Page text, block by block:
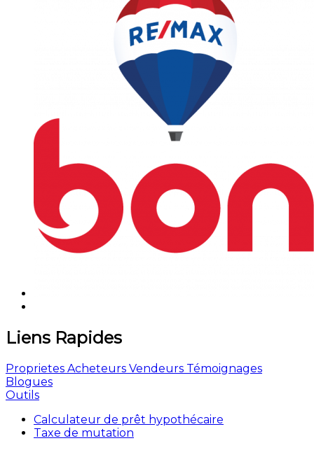
Liens Rapides
Proprietes Acheteurs Vendeurs Témoignages
Blogues
Outils
Calculateur de prêt hypothécaire
Taxe de mutation